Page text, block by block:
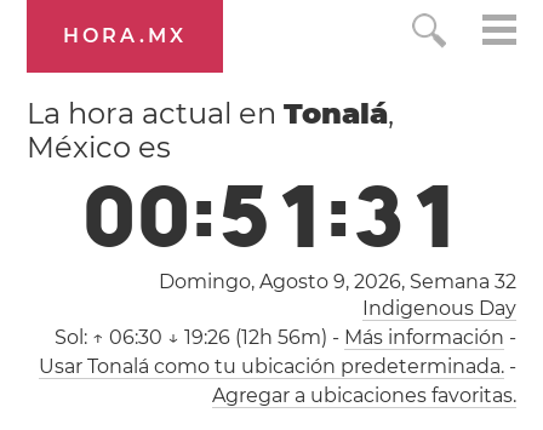
HORA.MX
La hora actual enTonalá,
México es
00:51:32
Domingo, Agosto 9, 2026, Semana 32
Indigenous Day
Sol: ↑ 06:30 ↓ 19:26 (12h 56m) - Más información -
Usar Tonalá como tu ubicación predeterminada.-
Agregar a ubicaciones favoritas.